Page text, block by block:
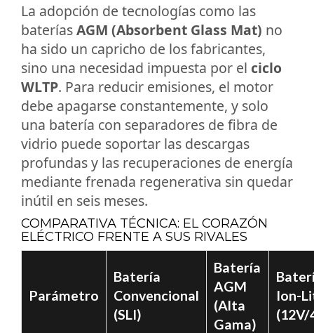
La adopción de tecnologías como las
bateríasAGM (Absorbent Glass Mat) no
ha sido un capricho de los fabricantes,
sino una necesidad impuesta por el ciclo
WLTP. Para reducir emisiones, el motor
debe apagarse constantemente, y solo
una batería con separadores de fibra de
vidrio puede soportar las descargas
profundas y las recuperaciones de energía
mediante frenada regenerativa sin quedar
inútil en seis meses.
COMPARATIVA TÉCNICA: EL CORAZÓN
ELÉCTRICO FRENTE A SUS RIVALES
Parámetro
Batería
Convencional
(SLI)
Batería
AGM
(Alta
Gama)
Ion-
(12V/